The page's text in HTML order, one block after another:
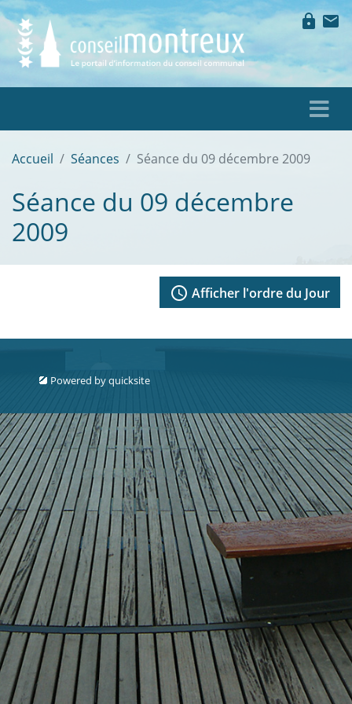
lock mail
Accueil Séances Séance du 09 décembre 2009
Séance du 09 décembre
2009
access_time Afficher l'ordre du Jour
Powered byquicksite